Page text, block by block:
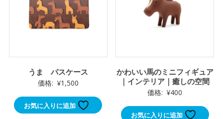
うま パスケース
価格: ¥1,500
お気に入りに追加
かわいい馬のミニフィギュア
｜インテリア｜癒しの空間
価格: ¥400
お気に入りに追加